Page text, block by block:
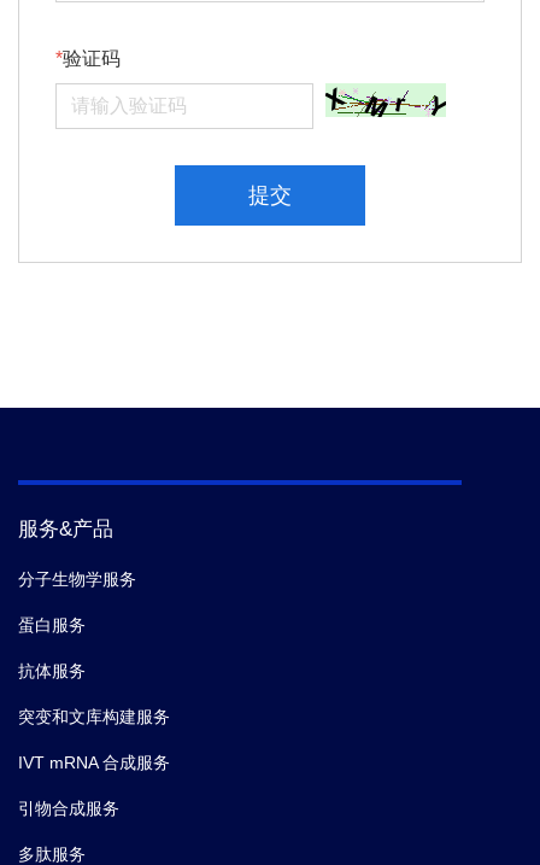
验证码
提交
服务&产品
分子生物学服务
蛋白服务
抗体服务
突变和文库构建服务
IVT mRNA 合成服务
引物合成服务
多肽服务